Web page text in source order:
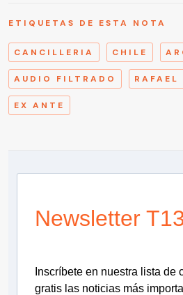
ETIQUETAS DE ESTA NOTA
CANCILLERIA CHILE
AUDIO FILTRADO RAFAEL
EX ANTE
Newsletter
Inscríbete en nuestra lista de
gratis las noticias más